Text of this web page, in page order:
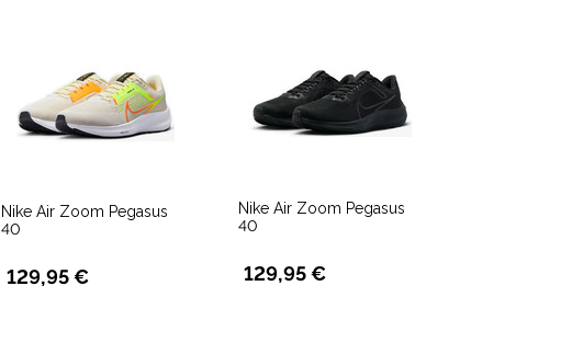
Nike Air Zoom Pegasus
40
129,95 €
Nike Air Zoom Pegasus
40
129,95 €